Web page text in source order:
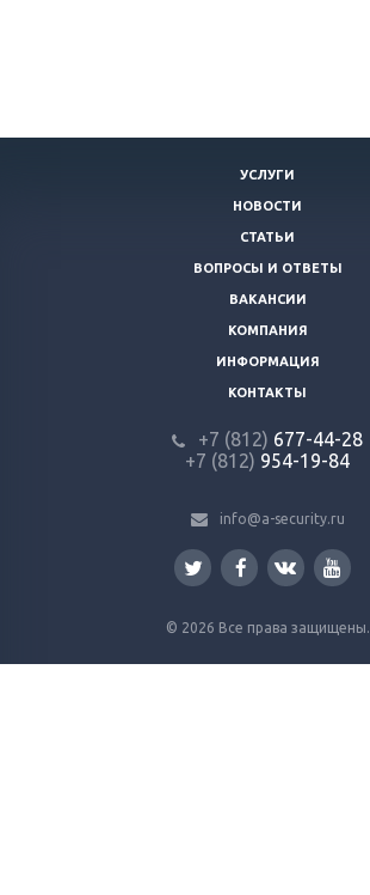
УСЛУГИ
НОВОСТИ
СТАТЬИ
ВОПРОСЫ И ОТВЕТЫ
ВАКАНСИИ
КОМПАНИЯ
ИНФОРМАЦИЯ
КОНТАКТЫ
+7 (812) 677-44-28
+7 (812) 954-19-84
info@a-security.ru
© 2026 Все права защищены.